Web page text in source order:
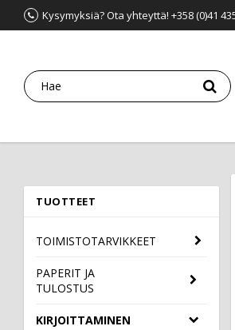
Kysymyksiä? Ota yhteyttä! +358 (0)41
TUOTTEET
TOIMISTOTARVIKKEET
PAPERIT JA
TULOSTUS
KIRJOITTAMINEN